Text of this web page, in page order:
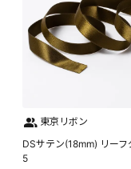
東京リボン
DSサテン(18mm) リー
5